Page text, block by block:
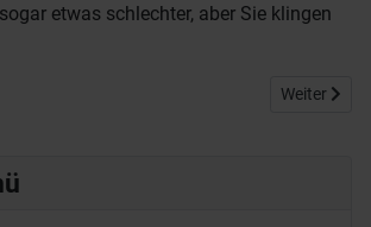
etwas schlechter, aber Sie klingen
Soundkarten Nächster
Weiter